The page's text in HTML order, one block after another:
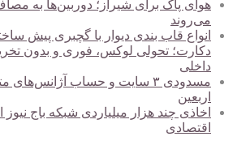
هوای پاک برای شیراز؛ دوربین‌ها به
می‌روند
انواع قاب بندی دیوار با گچبری پیش
دکارت؛ تحولی لوکس، فوری و بدون
داخلی
مسدودی ۳ سایت و حساب
اربعین
اخاذی چند هزار میلیاردی شبکه باج نیوز
اقتصادی